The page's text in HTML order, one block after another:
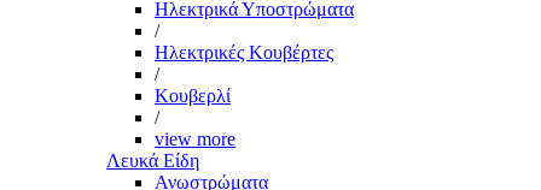
Ηλεκτρικά Υποστρώματα
/
Ηλεκτρικές Κουβέρτες
/
Κουβερλί
/
view more
Λευκά Είδη
Ανωστρώματα